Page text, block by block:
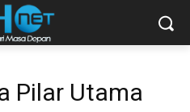
Pilar Utama